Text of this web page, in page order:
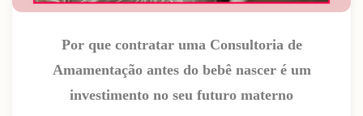
Por que contratar uma Consultoria de
Amamentação antes do bebê nascer é um
investimento no seu futuro materno